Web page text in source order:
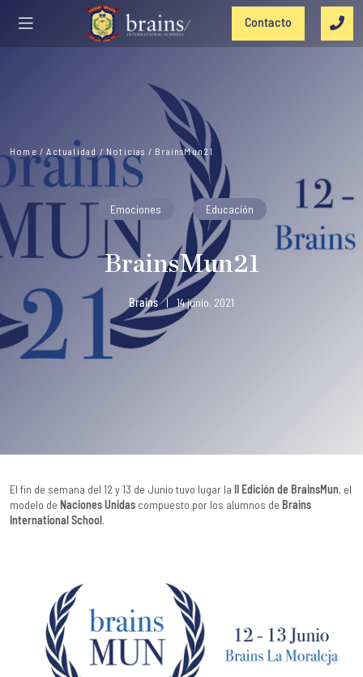
Contacto
Home /Actualidad / Noticias / BrainsMun21
Emociones Educación
BrainsMun21
Brains | 14 junio, 2021
El fin de semana del 12 y 13 de Junio tuvo lugar la II Edición de BrainsMun, el
modelo de Naciones Unidas compuesto por los alumnos de Brains
International School.